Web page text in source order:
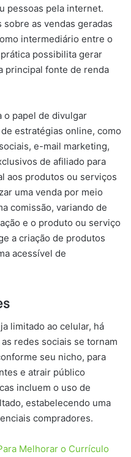
pessoas pela internet.
as vendas geradas
intermediário entre o
possibilita gerar
principal fonte de renda
o papel de divulgar
estratégias online, como
e-mail marketing,
de afiliado para
aos produtos ou serviços
uma venda por meio
comissão, variando de
e o produto ou serviço
a criação de produtos
acessível de
limitado ao celular, há
redes sociais se tornam
seu nicho, para
e atrair público
incluem o uso de
estabelecendo uma
compradores.
Melhorar o Currículo